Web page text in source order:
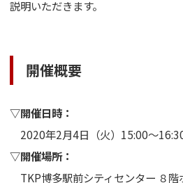
説明いただきます。
開催概要
▽開催日時：
2020年2月4日（火）15:00～
▽開催場所：
TKP博多駅前シティセンター ８